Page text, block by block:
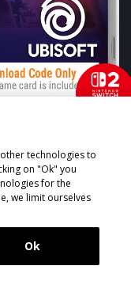
technologies to
on "Ok" you
for the
we limit ourselves
Ok